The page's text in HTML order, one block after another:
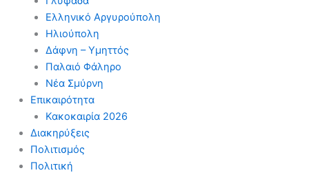
Ελληνικό Αργυρούπολη
Ηλιούπολη
Δάφνη – Υμηττός
Παλαιό Φάληρο
Νέα Σμύρνη
Επικαιρότητα
Κακοκαιρία 2026
Διακηρύξεις
Πολιτισμός
Πολιτική